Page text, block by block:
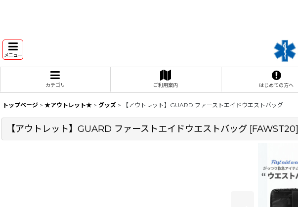
メニュー
カテゴリ ご利用案内 はじめての方へ
トップページ > ★アウトレット★ > グッズ > 【アウトレット】GUARD ファーストエイドウエストバッグ
【アウトレット】GUARD ファーストエイドウエストバッグ [FAWST20]